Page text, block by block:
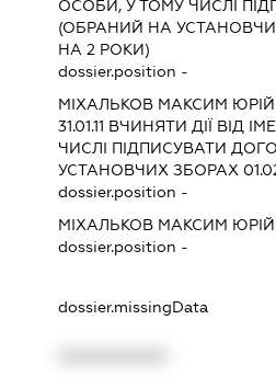
ОСОБИ, У ТОМУ ЧИСЛІ
(ОБРАНИЙ НА УСТАНОВЧИХ
НА 2 РОКИ)
dossier.position -
МІХАЛЬКОВ МАКСИМ
31.01.11 ВЧИНЯТИ ДІЇ ВІД
ЧИСЛІ ПІДПИСУВАТИ
УСТАНОВЧИХ ЗБОРАХ
dossier.position -
МІХАЛЬКОВ МАКСИМ
dossier.position -
dossier.missingData